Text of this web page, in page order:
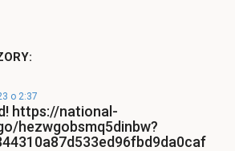
o 2:37
https://national-
hezwgobsmq5dinbw?